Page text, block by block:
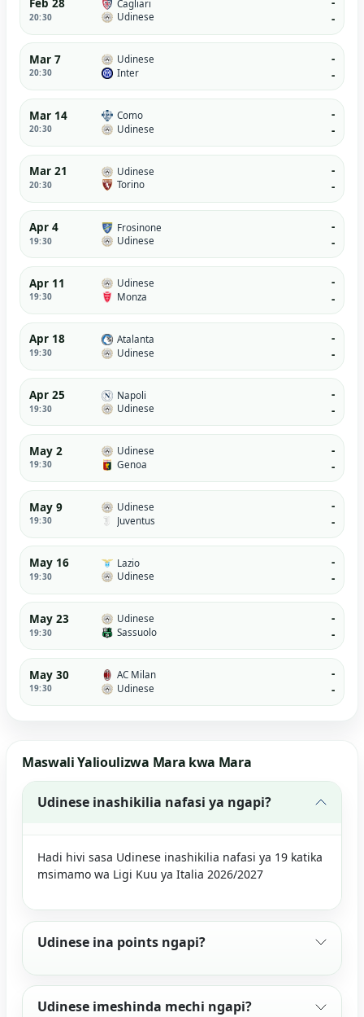
Feb 28
20:30
Cagliari
Udinese
-
Mar 7
20:30
Udinese
Inter
-
-
Mar 14
20:30
Como
Udinese
-
-
Mar 21
20:30
Udinese
Torino
-
-
Apr 4
19:30
Frosinone
Udinese
-
-
Apr 11
19:30
Udinese
Monza
-
-
Apr 18
19:30
Atalanta
Udinese
-
-
Apr 25
19:30
Napoli
Udinese
-
-
May 2
19:30
Udinese
Genoa
-
-
May 9
19:30
Udinese
Juventus
-
-
May 16
19:30
Lazio
Udinese
-
-
May 23
19:30
Udinese
Sassuolo
-
-
May 30
19:30
AC Milan
Udinese
-
-
Maswali Yalioulizwa Mara kwa Mara
Udinese inashikilia nafasi ya ngapi?
Hadi hivi sasa Udinese inashikilia nafasi ya 19 katika
msimamo wa Ligi Kuu ya Italia 2026/2027
Udinese ina points ngapi?
Udinese imeshinda mechi ngapi?